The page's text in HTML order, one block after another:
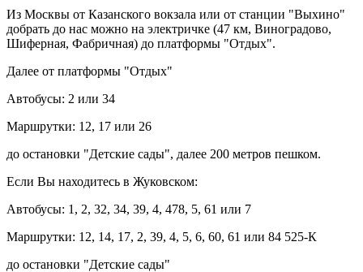
Из Москвы от Казанского вокзала или от станции "Выхино"
добрать до нас можно на электричке (47 км, Виноградово,
Шиферная, Фабричная) до платформы "Отдых".
Далее от платформы "Отдых"
Автобусы: 2 или 34
Маршрутки: 12, 17 или 26
до остановки "Детские сады", далее 200 метров пешком.
Если Вы находитесь в Жуковском:
Автобусы: 1, 2, 32, 34, 39, 4, 478, 5, 61 или 7
Маршрутки: 12, 14, 17, 2, 39, 4, 5, 6, 60, 61 или 84 525-К
до остановки "Детские сады"